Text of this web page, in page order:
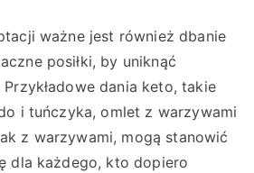
ważne jest również dbanie
posiłki, by uniknąć
dania keto, takie
i tuńczyka, omlet z warzywami
z warzywami, mogą stanowić
dla każdego, kto dopiero